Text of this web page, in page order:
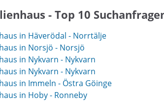
- Top 10
in Häverödal - Norrtälje
in Norsjö - Norsjö
in Nykvarn - Nykvarn
in Nykvarn - Nykvarn
in Immeln - Östra Göinge
in Hoby - Ronneby